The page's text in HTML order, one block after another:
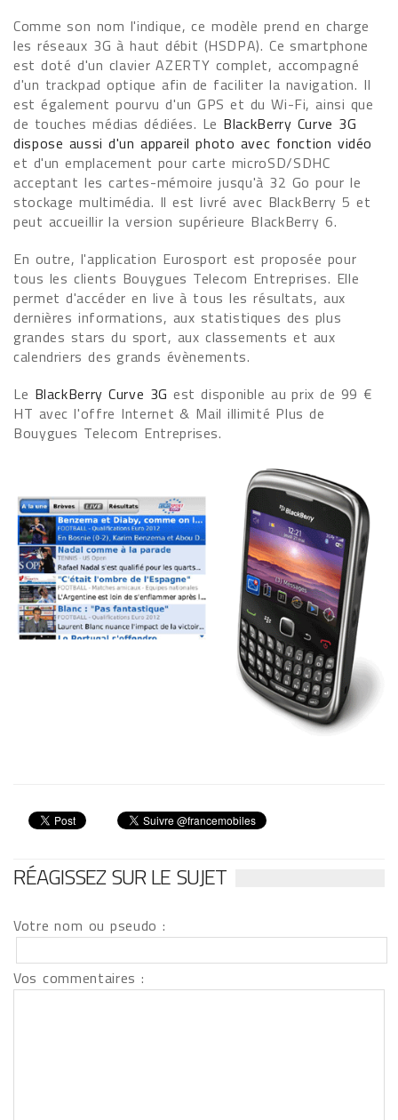
Comme son nom l'indique, ce modèle prend en charge
les réseaux 3G à haut débit (HSDPA). Ce smartphone
est doté d'un clavier AZERTY complet, accompagné
d'un trackpad optique afin de faciliter la navigation. Il
est également pourvu d'un GPS et du Wi-Fi, ainsi que
de touches médias dédiées. Le BlackBerry Curve 3G
dispose aussi d'un appareil photo avec fonction vidéo
et d'un emplacement pour carte microSD/SDHC
acceptant les cartes-mémoire jusqu'à 32 Go pour le
stockage multimédia. Il est livré avec BlackBerry 5 et
peut accueillir la version supérieure BlackBerry 6.
En outre, l'application Eurosport est proposée pour
tous les clients Bouygues Telecom Entreprises. Elle
permet d'accéder en live à tous les résultats, aux
dernières informations, aux statistiques des plus
grandes stars du sport, aux classements et aux
calendriers des grands évènements.
Le BlackBerry Curve 3Gest disponible au prix de 99 €
HT avec l'offre Internet & Mail illimité Plus de
Bouygues Telecom Entreprises.
RÉAGISSEZ SUR LE SUJET
Votre nom ou pseudo :
Vos commentaires :